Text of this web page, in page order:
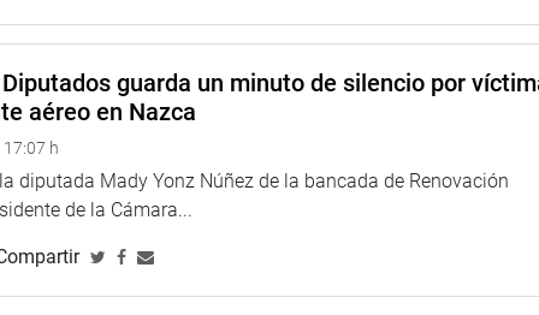
guarda un minuto de silencio por
aéreo en Nazca
h
diputada Mady Yonz Núñez de la bancada de Renovación
de la Cámara...